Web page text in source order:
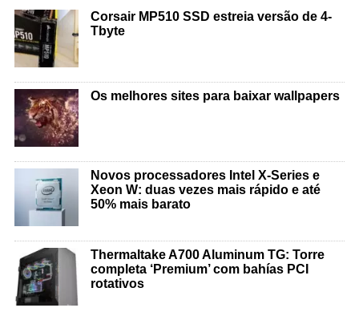
Corsair MP510 SSD estreia versão de 4-
Tbyte
Os melhores sites para baixar wallpapers
Novos processadores Intel X-Series e
Xeon W: duas vezes mais rápido e até
50% mais barato
Thermaltake A700 Aluminum TG: Torre
completa ‘Premium’ com bahías PCI
rotativos